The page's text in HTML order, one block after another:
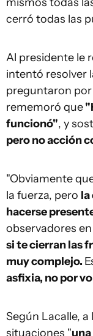
cerró todas las
Al presidente le
intentó resolver
preguntaron
rememoró que
funcionó", y
pero no acción
"Obviamente
la fuerza, pero la
hacerse
observadores
si te cierran las
muy complejo.
asfixia, no por
Según Lacalle,
situaciones "